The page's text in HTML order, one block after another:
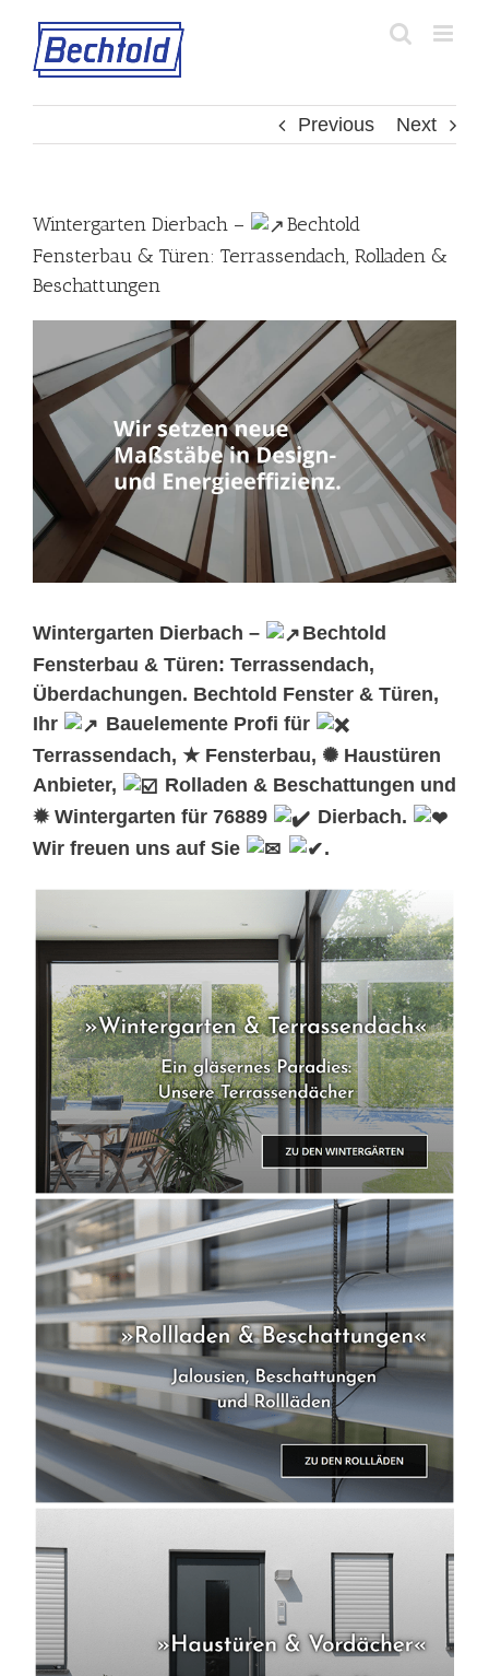
content
Previous Next
Wintergarten Dierbach –
Bechtold
Fensterbau & Türen: Terrassendach, Rolladen &
Beschattungen
Wintergarten Dierbach –
Bechtold
Fensterbau & Türen: Terrassendach,
Überdachungen. Bechtold Fenster & Türen,
Ihr
Bauelemente Profi für
Terrassendach, ★ Fensterbau, ✺ Haustüren
Anbieter,
Rolladen & Beschattungen und
✹ Wintergarten für 76889
Dierbach.
Wir freuen uns auf Sie
.